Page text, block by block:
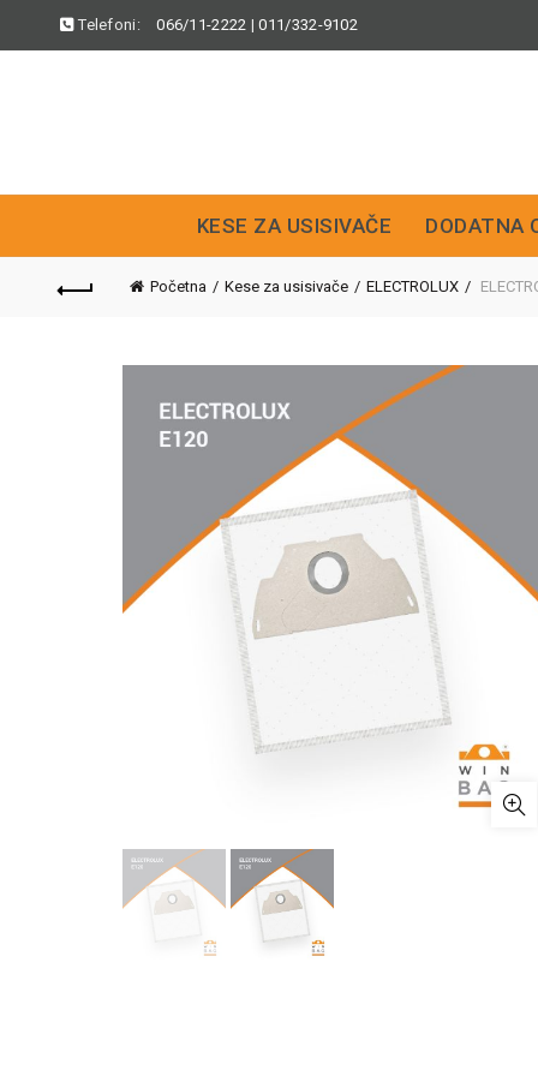
Telefoni: 066/11-2222 |011/332-9102
KESE ZA USISIVAČE DODATNA
Početna Kese za usisivače ELECTROLUX